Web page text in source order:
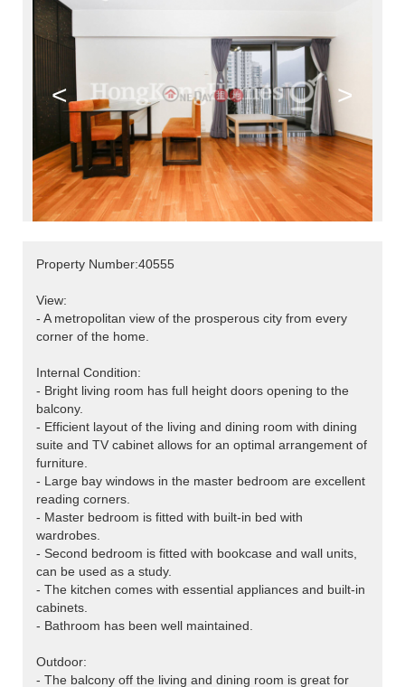
< >
Property Number:40555
View:
- A metropolitan view of the prosperous city from every
corner of the home.
Internal Condition:
- Bright living room has full height doors opening to the
balcony.
- Efficient layout of the living and dining room with dining
suite and TV cabinet allows for an optimal arrangement of
furniture.
- Large bay windows in the master bedroom are excellent
reading corners.
- Master bedroom is fitted with built-in bed with
wardrobes.
- Second bedroom is fitted with bookcase and wall units,
can be used as a study.
- The kitchen comes with essential appliances and built-in
cabinets.
- Bathroom has been well maintained.
Outdoor:
- The balcony off the living and dining room is great for